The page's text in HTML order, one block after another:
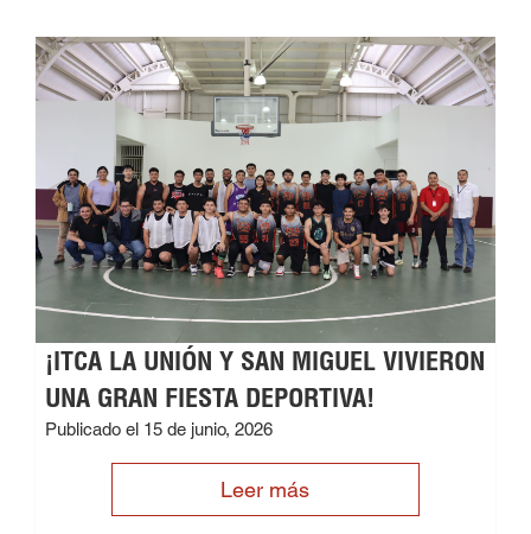
¡ITCA LA UNIÓN Y SAN MIGUEL VIVIERON
UNA GRAN FIESTA DEPORTIVA!
Publicado el 15 de junio, 2026
Leer más